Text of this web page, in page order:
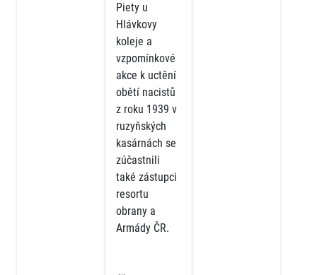
Piety u
Hlávkovy
koleje a
vzpomínkové
akce k uctění
obětí nacistů
z roku 1939 v
ruzyňských
kasárnách se
zúčastnili
také zástupci
resortu
obrany a
Armády ČR.